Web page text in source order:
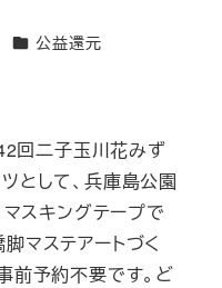
カテゴリー
公益還元
回二子玉川花みず
として、兵庫島公園
マスキングテープで
マステアートづく
前予約不要です。ど